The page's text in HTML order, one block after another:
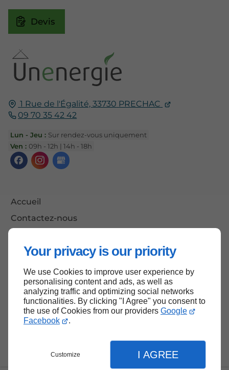
Your privacy is our priority
We use Cookies to improve user experience by
personalising content and ads, as well as
analyzing traffic and optimizing social networks
functionalities. By clicking "I Agree" you consent to
the use of Cookies from our providers Google
Facebook
.
Customize I AGREE
1 Rue de l'Égalité,33730 PRECHAC
09 70 35 42 42
Lun - Jeu : Sur rendez-vous uniquement
Ven : 09h - 12h | 14h - 18h
Accueil
Contactez-nous
Plan du site
Devis
Haut de page